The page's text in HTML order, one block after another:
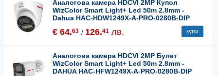
Аналогова камера HDCVI 2MP Купол
WizColor Smart Light+ Led 50m 2.8mm -
Dahua HAC-HDW1249X-A-PRO-0280B-DIP
€ 64.63 / 126.41 лв. купи
Аналогова камера HDCVI 2MP Булет
WizColor Smart Light+ Led 50m 2.8mm -
DAHUA HAC-HFW1249X-A-PRO-0280B-DIP